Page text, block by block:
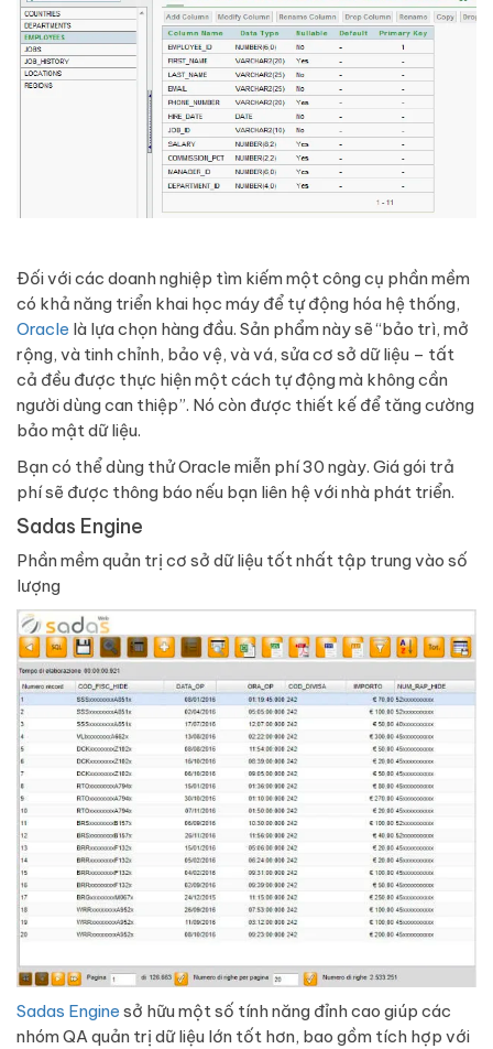
Đối với các doanh nghiệp tìm kiếm một công cụ phần mềm
có khả năng triển khai học máy để tự động hóa hệ thống,
Oracle là lựa chọn hàng đầu. Sản phẩm này sẽ “bảo trì, mở
rộng, và tinh chỉnh, bảo vệ, và vá, sửa cơ sở dữ liệu – tất
cả đều được thực hiện một cách tự động mà không cần
người dùng can thiệp”. Nó còn được thiết kế để tăng cường
bảo mật dữ liệu.
Bạn có thể dùng thử Oracle miễn phí 30 ngày. Giá gói trả
phí sẽ được thông báo nếu bạn liên hệ với nhà phát triển.
Sadas Engine
Phần mềm quản trị cơ sở dữ liệu tốt nhất tập trung vào số
lượng
Sadas Engine sở hữu một số tính năng đỉnh cao giúp các
nhóm QA quản trị dữ liệu lớn tốt hơn, bao gồm tích hợp với